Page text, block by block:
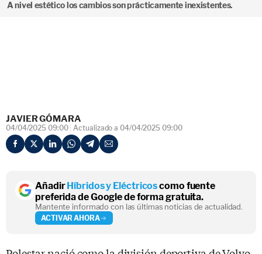
A nivel estético los cambios son prácticamente inexistentes.
JAVIER GÓMARA
04/04/2025 09:00 Actualizado a 04/04/2025 09:00
AñadirHíbridos y Eléctricoscomo fuente
preferida de Google de forma gratuita.
Mantente informado con las últimas noticias de actualidad.
ACTIVAR AHORA